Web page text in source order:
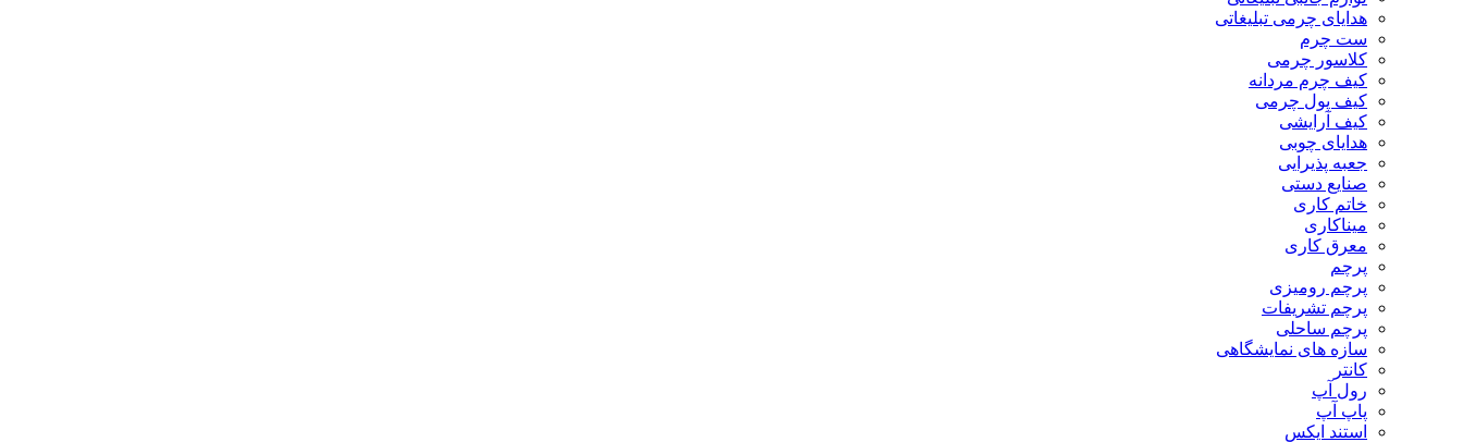
هدایای چرمی تبلیغاتی
ست چرم
کلاسور چرمی
کیف چرم مردانه
کیف پول چرمی
کیف آرایشی
هدایای چوبی
جعبه پذیرایی
صنایع دستی
خاتم کاری
میناکاری
معرق کاری
پرچم
پرچم رومیزی
پرچم تشریفات
پرچم ساحلی
سازه های نمایشگاهی
کانتر
رول آپ
پاپ آپ
استند ایکس